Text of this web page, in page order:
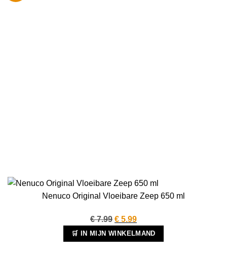
Nenuco Original Vloeibare Zeep 650 ml
€7.99 Oorspronkelijke
prijs
was:
€ 5.99Huidige
prijs
is:
🛒 IN MIJN WINKELMAND